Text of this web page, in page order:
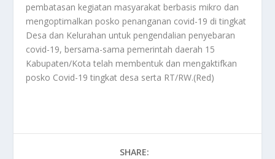
pembatasan kegiatan masyarakat berbasis mikro dan
mengoptimalkan posko penanganan covid-19 di tingkat
Desa dan Kelurahan untuk pengendalian penyebaran
covid-19, bersama-sama pemerintah daerah 15
Kabupaten/Kota telah membentuk dan mengaktifkan
posko Covid-19 tingkat desa serta RT/RW.(Red)
SHARE: